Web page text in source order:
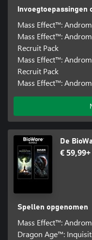
Invoegtoepassingen
Mass Effect™:
Mass Effect™:
Recruit Pack
Mass Effect™:
Recruit Pack
Mass Effect™:
De
€ 59,99+
Spellen opgenomen
Mass Effect™:
Dragon Age™: